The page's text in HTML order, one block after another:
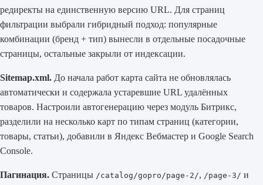
редиректы на единственную версию URL. Для страниц
фильтрации выбрали гибридный подход: популярные
комбинации (бренд + тип) вынесли в отдельные посадочные
страницы, остальные закрыли от индексации.
Sitemap.xml. До начала работ карта сайта не обновлялась
автоматически и содержала устаревшие URL удалённых
товаров. Настроили автогенерацию через модуль Битрикс,
разделили на несколько карт по типам страниц (категории,
товары, статьи), добавили в Яндекс Вебмастер и Google Search
Console.
Пагинация. Страницы /catalog/gopro/page-2/, /page-3/ и